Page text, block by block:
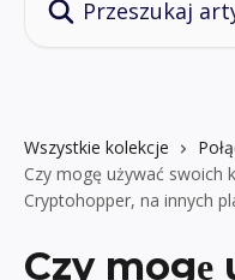
Wszystkie kolekcje
Czy mogę używać swoich
Cryptohopper, na innych
Czy mogę